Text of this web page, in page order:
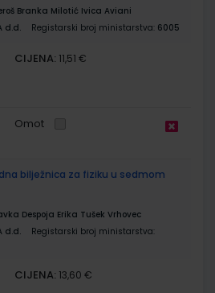
Branka Milotić Ivica Aviani
d.d. Registarski broj ministarstva: 6005
CIJENA: 11,51 €
Omot
bilježnica za fiziku u sedmom
Despoja Erika Tušek Vrhovec
d.d.
Registarski broj ministarstva:
CIJENA: 13,60 €